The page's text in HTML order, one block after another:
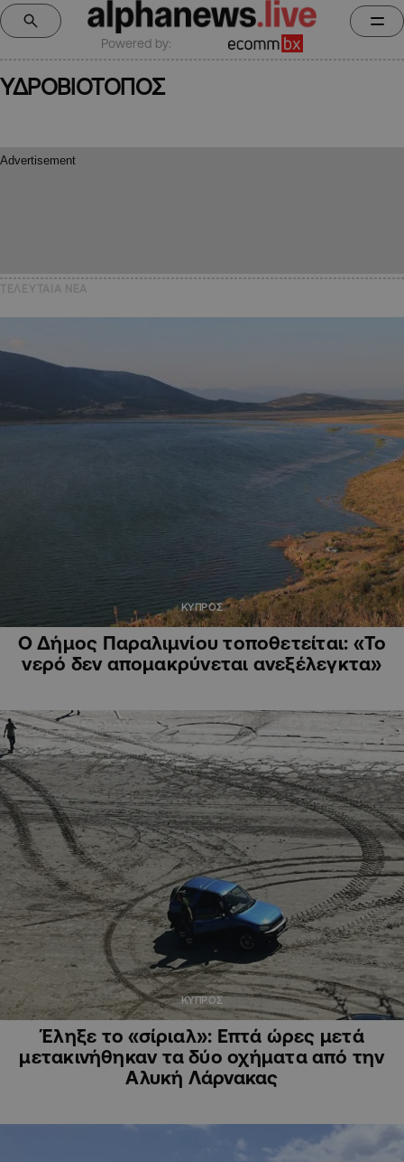
Powered by:
ΥΔΡΟΒΙΟΤΟΠΟΣ
ΚΥΠΡΟΣ
Ο Δήμος Παραλιμνίου τοποθετείται: «Το
νερό δεν απομακρύνεται ανεξέλεγκτα»
ΚΥΠΡΟΣ
Έληξε το «σίριαλ»: Επτά ώρες μετά
μετακινήθηκαν τα δύο οχήματα από την
Αλυκή Λάρνακας